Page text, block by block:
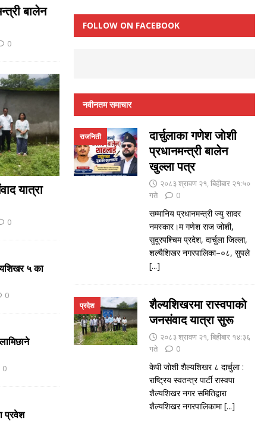
बालेन
0
यात्रा
0
५ का
0
0
प्रवेश
FOLLOW ON FACEBOOK
नवीनतम समाचार
राजनिती
दार्चुलाका गणेश जाेशी
प्रधानमन्त्री बालेन
खुल्ला पत्र
२०८३ श्रावण २१, बिहीबार २१:५०
गते
0
सम्मानिय प्रधानमन्त्री ज्यु सादर
नमस्कार।म गणेश राज जोशी,
सुदूरपश्चिम प्रदेश, दार्चुला जिल्ला,
शल्यैशिखर नगरपालिका–०८, सुपले
[...]
प्रदेश
शैल्यशिखरमा रास्वपाकाे
जनसंवाद यात्रा सुरू
२०८३ श्रावण २१, बिहीबार १४:३६
गते
0
केपी जाेशी शैल्यशिखर ८ दार्चुला :
राष्ट्रिय स्वतन्त्र पार्टी रास्वपा
शैल्यशिखर नगर समितिद्वारा
शैल्यशिखर नगरपालिकामा[...]